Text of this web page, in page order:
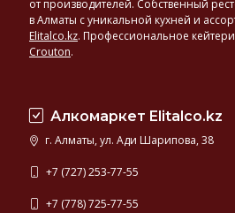
от производителей. Собственный
в Алматы с уникальной кухней и
Elitalco.kz. Профессиональное
Crouton.
Алкомаркет Elitalco.kz
г. Алматы, ул. Ади Шарипова, 38
+7 (727) 253-77-55
+7 (778) 725-77-55